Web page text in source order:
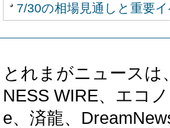
7/30の相場見通しと重要イ
とれまがニュースは
NESS WIRE、エコ
e、済龍、